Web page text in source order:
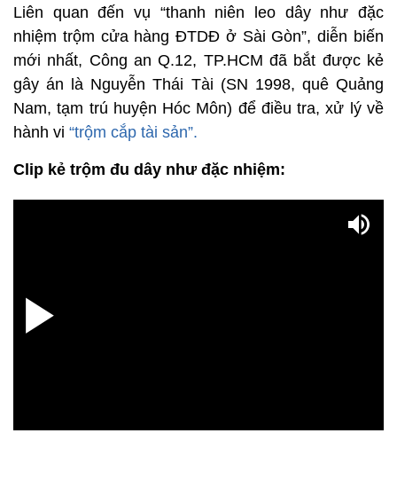
Liên quan đến vụ “thanh niên leo dây như đặc
nhiệm trộm cửa hàng ĐTDĐ ở Sài Gòn”, diễn biến
mới nhất, Công an Q.12, TP.HCM đã bắt được kẻ
gây án là Nguyễn Thái Tài (SN 1998, quê Quảng
Nam, tạm trú huyện Hóc Môn) để điều tra, xử lý về
hành vi “trộm cắp tài sản”.
Clip kẻ trộm đu dây như đặc nhiệm: